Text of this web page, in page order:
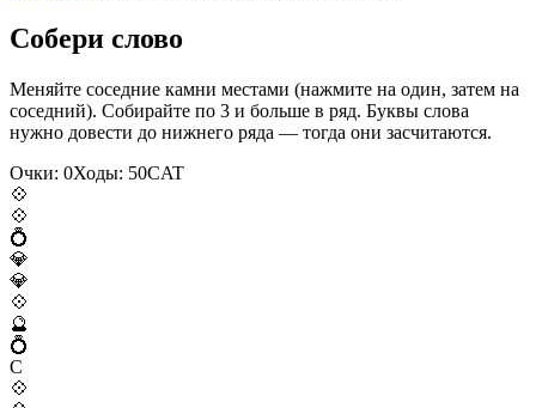
Собери слово
Меняйте соседние камни местами (нажмите на один, затем на
соседний). Собирайте по 3 и больше в ряд. Буквы слова
нужно довести до нижнего ряда — тогда они засчитаются.
Очки: 0Ходы: 50CAT
💠
💠
💍
💎
💎
💠
🔮
💍
C
💠